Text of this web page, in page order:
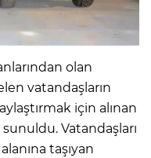
olan
vatandaşların
için alınan
Vatandaşları
taşıyan